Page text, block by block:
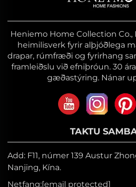
Heniemo Home Collection
heimilisverk fyrir alþjóðlega
drapar, rúmfræði og fyrirhang
framleiðslu við efniþróun. 30
gæðastýring. Nánar
TAKTU
Add: F11, númer 139 Austur
Nanjing, Kína.
Netfang:[email protected]